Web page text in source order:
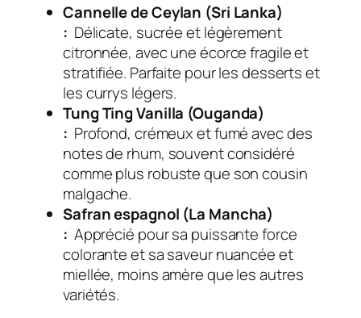
Cannelle de Ceylan (Sri Lanka)
: Délicate, sucrée et légèrement
citronnée, avec une écorce fragile et
stratifiée. Parfaite pour les desserts et
les currys légers.
Tung Ting Vanilla (Ouganda)
: Profond, crémeux et fumé avec des
notes de rhum, souvent considéré
comme plus robuste que son cousin
malgache.
Safran espagnol (La Mancha)
: Apprécié pour sa puissante force
colorante et sa saveur nuancée et
miellée, moins amère que les autres
variétés.